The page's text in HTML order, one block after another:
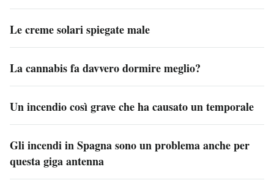
Le creme solari spiegate male
La cannabis fa davvero dormire meglio?
Un incendio così grave che ha causato un temporale
Gli incendi in Spagna sono un problema anche per
questa giga antenna